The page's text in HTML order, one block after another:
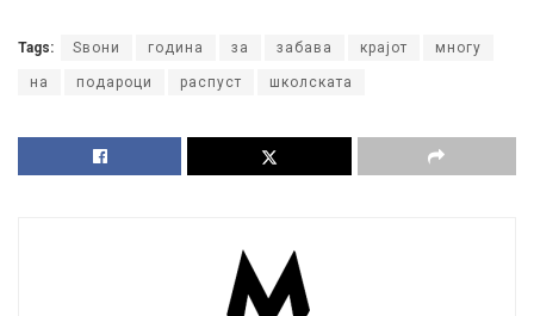
Tags: Sвони година за забава крајот многу
на подароци распуст школската